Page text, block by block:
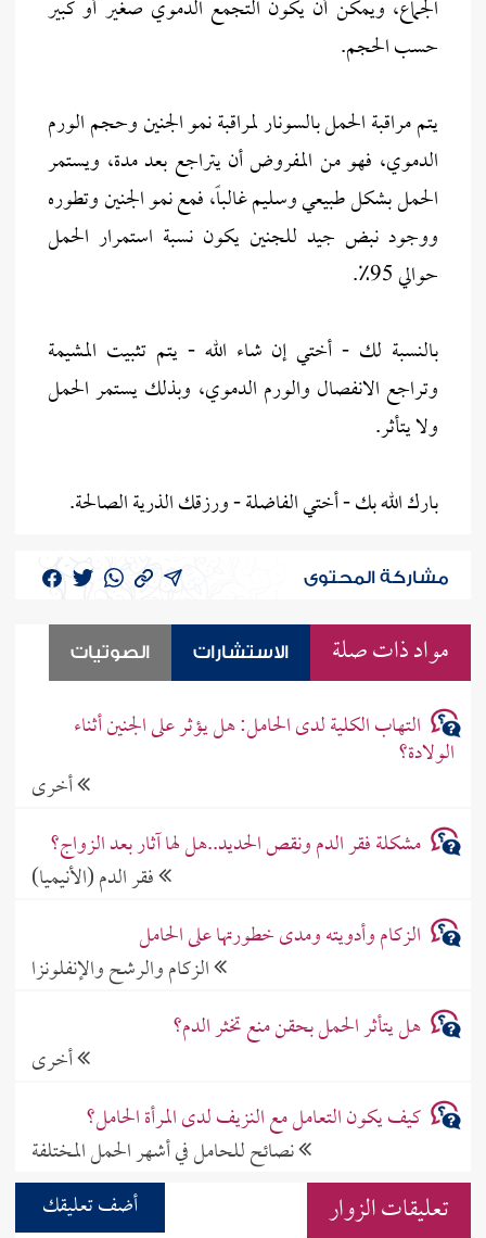
الجماع، ويمكن أن يكون التجمع الدموي صغير أو كبير
حسب الحجم.
يتم مراقبة الحمل بالسونار لمراقبة نمو الجنين وحجم الورم
الدموي، فهو من المفروض أن يتراجع بعد مدة، ويستمر
الحمل بشكل طبيعي وسليم غالباً، فمع نمو الجنين وتطوره
ووجود نبض جيد للجنين يكون نسبة استمرار الحمل
حوالي 95٪.
بالنسبة لك - أختي إن شاء الله - يتم تثبيت المشيمة
وتراجع الانفصال والورم الدموي، وبذلك يستمر الحمل
ولا يتأثر.
بارك الله بك - أختي الفاضلة - ورزقك الذرية الصالحة.
مشاركة المحتوى
مواد ذات صلة الاستشارات الصوتيات
التهاب الكلية لدى الحامل: هل يؤثر على الجنين أثناء
الولادة؟
أخرى
مشكلة فقر الدم ونقص الحديد..هل لها آثار بعد الزواج؟
فقر الدم (الأنيميا)
الزكام وأدويته ومدى خطورتها على الحامل
الزكام والرشح والإنفلونزا
هل يتأثر الحمل بحقن منع تخثر الدم؟
أخرى
كيف يكون التعامل مع النزيف لدى المرأة الحامل؟
نصائح للحامل في أشهر الحمل المختلفة
تعليقات الزوار
أضف تعليقك